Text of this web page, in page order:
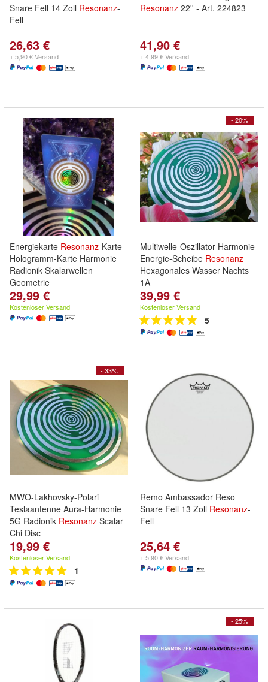
Snare Fell 14 Zoll Resonanz-
Fell
26,63 €
+ 5,90 € Versand
Resonanz 22'' - Art. 224823
41,90 €
+ 4,99 € Versand
Energiekarte Resonanz-Karte
Hologramm-Karte Harmonie
Radionik Skalarwellen
Geometrie
29,99 €
Kostenloser Versand
- 20%
Multiwelle-Oszillator Harmonie
Energie-Scheibe Resonanz
Hexagonales Wasser Nachts
1A
39,99 €
Kostenloser Versand
5
- 33%
MWO-Lakhovsky-Polari
Teslaantenne Aura-Harmonie
5G Radionik Resonanz Scalar
Chi Disc
19,99 €
Kostenloser Versand
1
Remo Ambassador Reso
Snare Fell 13 Zoll Resonanz-
Fell
25,64 €
+ 5,90 € Versand
- 25%